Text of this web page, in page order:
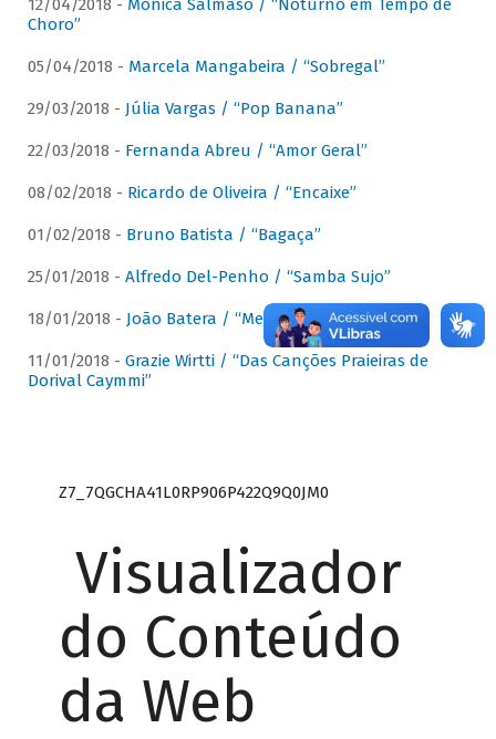
12/04/2018 - Mônica Salmaso / “Noturno em Tempo de
Choro”
05/04/2018 - Marcela Mangabeira / “Sobregal”
29/03/2018 - Júlia Vargas / “Pop Banana”
22/03/2018 - Fernanda Abreu / “Amor Geral”
08/02/2018 - Ricardo de Oliveira / “Encaixe”
01/02/2018 - Bruno Batista / “Bagaça”
25/01/2018 - Alfredo Del-Penho / “Samba Sujo”
18/01/2018 - João Batera / “Meu Pandeiro”
11/01/2018 - Grazie Wirtti / “Das Canções Praieiras de
Dorival Caymmi”
Z7_7QGCHA41L0RP906P422Q9Q0JM0
Visualizador
do Conteúdo
da Web